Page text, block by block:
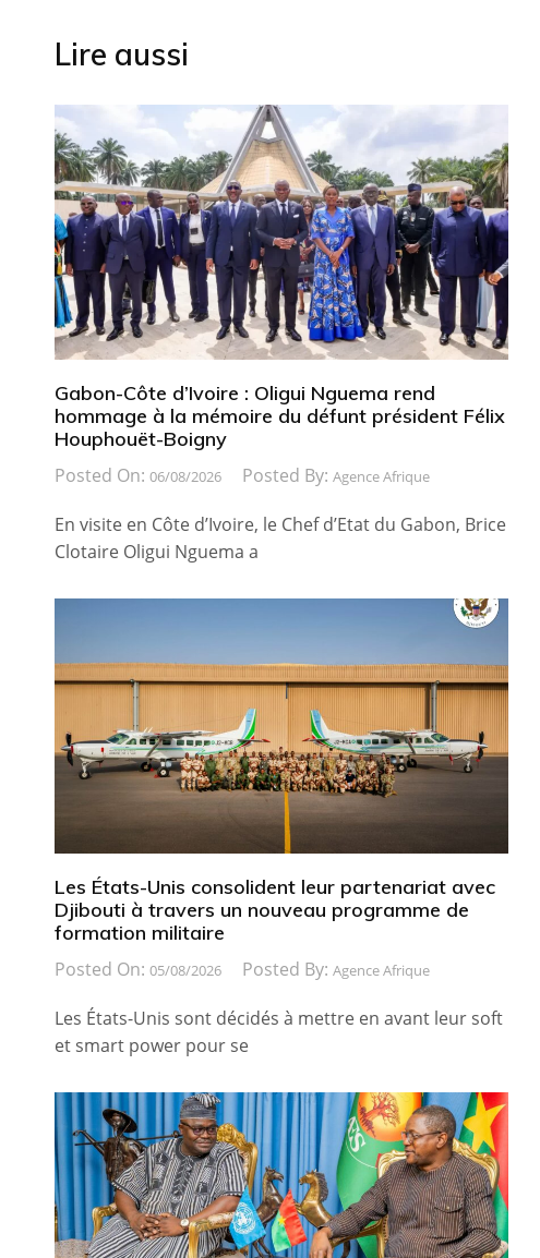
Lire aussi
Gabon-Côte d’Ivoire : Oligui Nguema rend
hommage à la mémoire du défunt président Félix
Houphouët-Boigny
Posted On: 06/08/2026 Posted By: Agence Afrique
En visite en Côte d’Ivoire, le Chef d’Etat du Gabon, Brice
Clotaire Oligui Nguema a
Les États-Unis consolident leur partenariat avec
Djibouti à travers un nouveau programme de
formation militaire
Posted On: 05/08/2026 Posted By: Agence Afrique
Les États-Unis sont décidés à mettre en avant leur soft
et smart power pour se